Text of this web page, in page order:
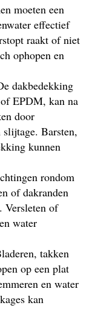
moeten een
effectief
raakt of niet
ophopen en
dakbedekking
EPDM, kan na
door
Barsten,
kunnen
rondom
of dakranden
Versleten of
water
takken
op een plat
en water
kan